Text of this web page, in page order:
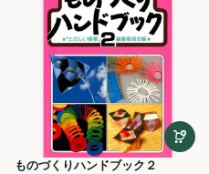
ものづくりハンドブック２